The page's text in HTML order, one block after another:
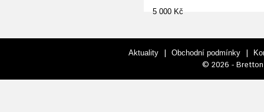
5 000 Kč
Aktuality | Obchodní podmínky |
© 2026 - Bretton